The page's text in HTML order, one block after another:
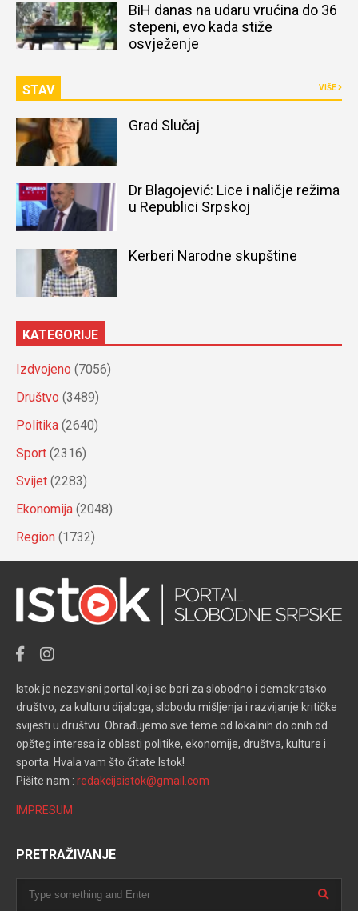
BiH danas na udaru vrućina do 36
stepeni, evo kada stiže
osvježenje
STAV VIŠE
Grad Slučaj
Dr Blagojević: Lice i naličje režima
u Republici Srpskoj
Kerberi Narodne skupštine
KATEGORIJE
Izdvojeno (7056)
Društvo (3489)
Politika (2640)
Sport (2316)
Svijet (2283)
Ekonomija (2048)
Region (1732)
Istok je nezavisni portal koji se bori za slobodno i demokratsko
društvo, za kulturu dijaloga, slobodu mišljenja i razvijanje kritičke
svijesti u društvu. Obrađujemo sve teme od lokalnih do onih od
opšteg interesa iz oblasti politike, ekonomije, društva, kulture i
sporta. Hvala vam što čitate Istok!
Pišite nam : redakcijaistok@gmail.com
IMPRESUM
PRETRAŽIVANJE